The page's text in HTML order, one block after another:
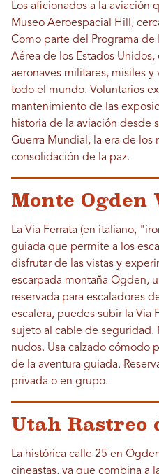
Los aficionados a la aviación
Museo Aeroespacial Hill,
Como parte del Programa de
Aérea de los Estados
aeronaves militares, misiles
todo el mundo. Voluntarios
mantenimiento de las
historia de la aviación desde
Guerra Mundial, la era de los
consolidación de la paz.
Monte
La Via Ferrata (en italiano,
guiada que permite a los
disfrutar de las vistas y
escarpada montaña Ogden,
reservada para escaladores
escalera, puedes subir la Via
sujeto al cable de seguridad.
nudos. Usa calzado cómodo
de la aventura guiada.
privada o en grupo.
Utah Rastreo
La histórica calle 25 en
cineastas, ya que combina a